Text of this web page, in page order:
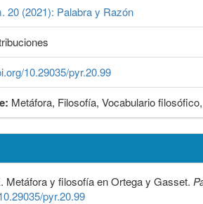
20 (2021): Palabra y Razón
10.29035/pyr.20.99
Metáfora, Filosofía, Vocabulario
Metáfora y filosofía en Ortega y Gasset.
pyr.20.99